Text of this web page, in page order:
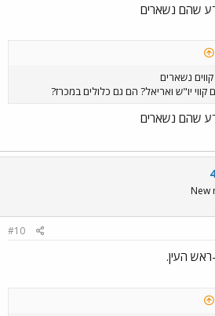
שהם נשארים
נשארים
יו"ש ואריאל? הם גם כלולים במכרז?
שהם נשארים
New
#10
העין.